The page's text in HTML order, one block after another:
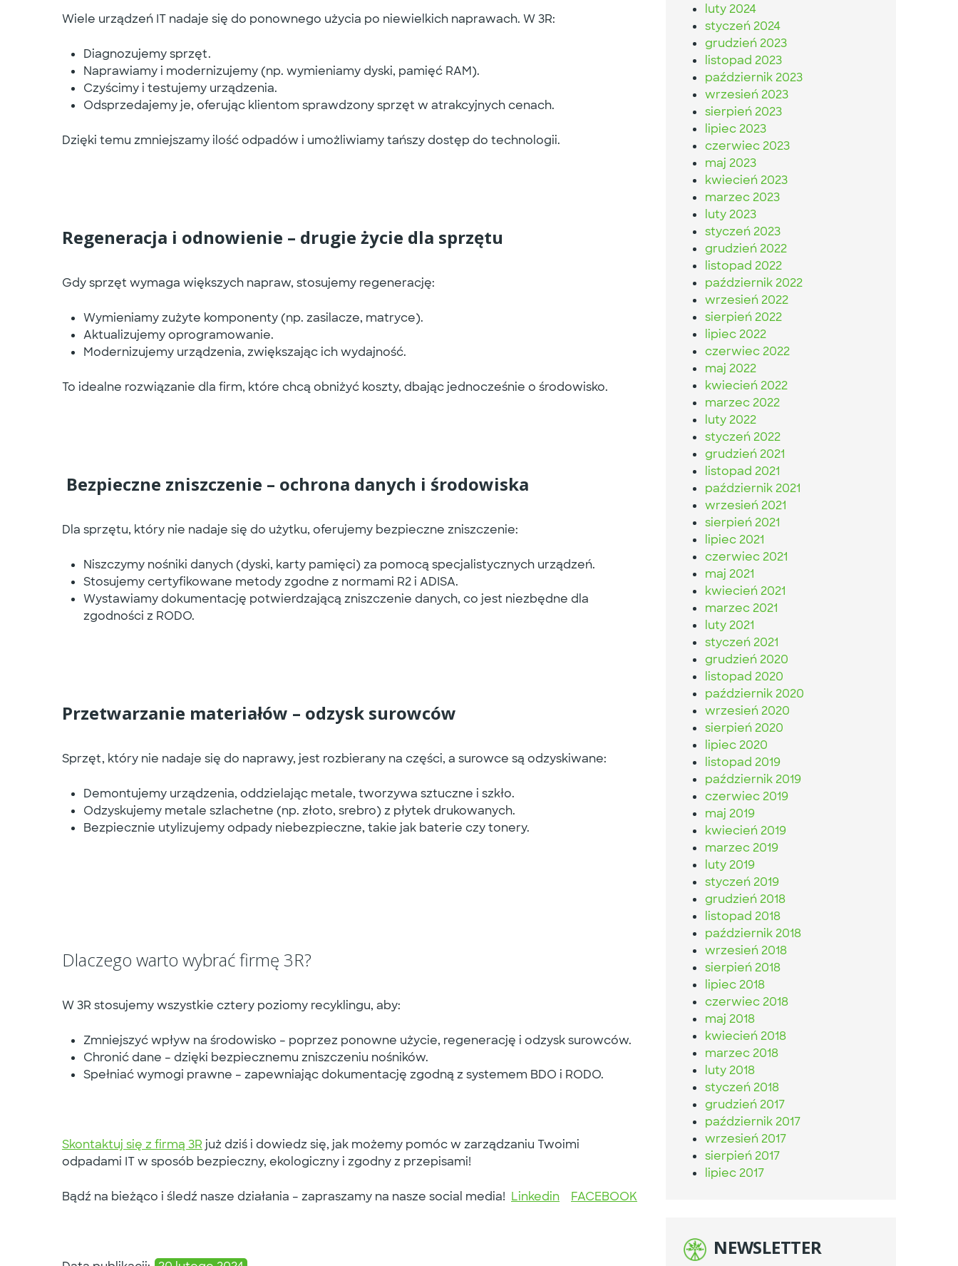
Wiele urządzeń IT nadaje się do ponownego użycia po niewielkich naprawach. W3R:
Diagnozujemy sprzęt.
Naprawiamy i modernizujemy (np. wymieniamy dyski, pamięć RAM).
Czyścimy i testujemy urządzenia.
Odsprzedajemy je, oferując klientom sprawdzony sprzęt w atrakcyjnych cenach.
Dzięki temu zmniejszamy ilość odpadów i umożliwiamy tańszy dostęp do technologii.
Regeneracja i odnowienie – drugie życie dla sprzętu
Gdy sprzęt wymaga większych napraw, stosujemy regenerację:
Wymieniamy zużyte komponenty (np. zasilacze, matryce).
Aktualizujemy oprogramowanie.
Modernizujemy urządzenia, zwiększając ich wydajność.
To idealne rozwiązanie dla firm, które chcą obniżyć koszty, dbając jednocześnie o środowisko.
Bezpieczne zniszczenie – ochrona danych i środowiska
Dla sprzętu, który nie nadaje się do użytku, oferujemy bezpieczne zniszczenie:
Niszczymy nośniki danych (dyski, karty pamięci) za pomocą specjalistycznych urządzeń.
Stosujemy certyfikowane metody zgodne z normami R2 i ADISA.
Wystawiamy dokumentację potwierdzającą zniszczenie danych, co jest niezbędne dla
zgodności z RODO.
Przetwarzanie materiałów – odzysk surowców
Sprzęt, który nie nadaje się do naprawy, jest rozbierany na części, a surowce są odzyskiwane:
Demontujemy urządzenia, oddzielając metale, tworzywa sztuczne i szkło.
Odzyskujemy metale szlachetne (np. złoto, srebro) z płytek drukowanych.
Bezpiecznie utylizujemy odpady niebezpieczne, takie jak baterie czy tonery.
Dlaczego warto wybrać firmę 3R?
W3R stosujemy wszystkie cztery poziomy recyklingu, aby:
Zmniejszyć wpływ na środowisko – poprzez ponowne użycie, regenerację i odzysk surowców.
Chronić dane – dzięki bezpiecznemu zniszczeniu nośników.
Spełniać wymogi prawne – zapewniając dokumentację zgodną z systemem BDO i RODO.
Skontaktuj się z firmą 3R już dziś i dowiedz się, jak możemy pomóc w zarządzaniu Twoimi
odpadami IT w sposób bezpieczny, ekologiczny i zgodny z przepisami!
Bądź na bieżąco i śledź nasze działania – zapraszamy na nasze social media! Linkedin FACEBOOK
luty 2024
styczeń 2024
grudzień 2023
listopad 2023
październik 2023
wrzesień 2023
sierpień 2023
lipiec 2023
czerwiec 2023
maj 2023
kwiecień 2023
marzec 2023
luty 2023
styczeń 2023
grudzień 2022
listopad 2022
październik 2022
wrzesień 2022
sierpień 2022
lipiec 2022
czerwiec 2022
maj 2022
kwiecień 2022
marzec 2022
luty 2022
styczeń 2022
grudzień 2021
listopad 2021
październik 2021
wrzesień 2021
sierpień 2021
lipiec 2021
czerwiec 2021
maj 2021
kwiecień 2021
marzec 2021
luty 2021
styczeń 2021
grudzień 2020
listopad 2020
październik 2020
wrzesień 2020
sierpień 2020
lipiec 2020
listopad 2019
październik 2019
czerwiec 2019
maj 2019
kwiecień 2019
marzec 2019
luty 2019
styczeń 2019
grudzień 2018
listopad 2018
październik 2018
wrzesień 2018
sierpień 2018
lipiec 2018
czerwiec 2018
maj 2018
kwiecień 2018
marzec 2018
luty 2018
styczeń 2018
grudzień 2017
październik 2017
wrzesień 2017
sierpień 2017
lipiec 2017
NEWSLETTER